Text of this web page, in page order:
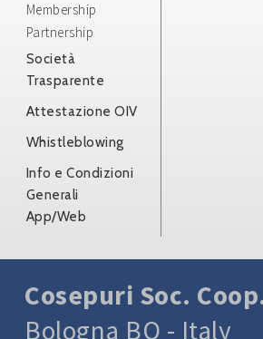
Membership
Partnership
Società
Trasparente
Attestazione OIV
Whistleblowing
Info e Condizioni
Generali
App/Web
Cosepuri Soc.
Bologna BO - Italy